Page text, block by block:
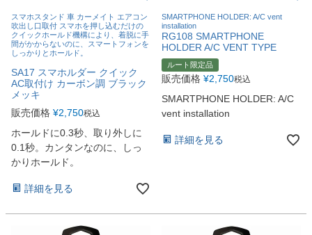
スマホスタンド 車 カーメイト エアコン
吹出し口取付 スマホを押し込むだけの
クイックホールド機構により、着脱に手
間がかからないのに、スマートフォンを
しっかりとホールド。
SA17 スマホルダー クイック
AC取付け カーボン調 ブラック
メッキ
販売価格 ¥2,750税込
ホールドに0.3秒、取り外しに
0.1秒。カンタンなのに、しっ
かりホールド。
詳細を見る
SMARTPHONE HOLDER: A/C vent
installation
RG108 SMARTPHONE
HOLDER A/C VENT TYPE
ルート限定品
販売価格 ¥2,750税込
SMARTPHONE HOLDER: A/C
vent installation
詳細を見る